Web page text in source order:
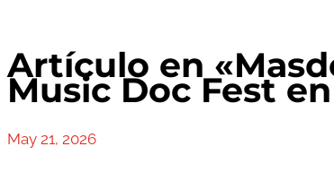
Artículo en
Music Doc Fest
May 21, 2026